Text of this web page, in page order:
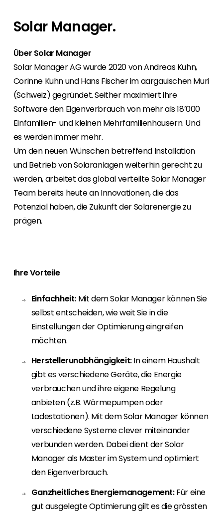
heraus, wo Sie sich uns anschließen können,
oder nutzen Sie unsere kostenlosen
persönlichen Kontakt zu allen Abteilungen und
finden ein marktgerechtes Portfolio.
Segen Team
Lernen Sie unsere PV-Experten kennen.
Kunden-Portal
Unser Kunden-Portal bietet 24/7 Live-Preise,
Produktverfügbarkeit und Dokumentation!
Blog
Bleiben Sie auf dem Laufenden mit
branchenführenden Neuigkeiten von Segen.
Hier erfahren Sie es zuerst!
Karriere
Sie suchen nach einem Job in der
Erneuerbaren Energie Branche? Dann sind Sie
Wenn Sie auf der Suche nach wichtigen
werden Sie bei uns fündig.
Sie sind ein PV-Profi? Dann werden Sie noch
heute Segen Partner und profitieren Sie von
unseren Vorteilen!
Finden Sie einen PV-Installateur in Ihrer
Region
Sie sind Privatkunde und sind auf der Suche
nach einem passenden PV-Installateur? Dann
sind Sie bei uns genau richtig.
Solar Manager.
Über Solar Manager
Solar Manager AG wurde 2020 von Andreas Kuhn,
Corinne Kuhn und Hans Fischer im aargauischen Muri
(Schweiz) gegründet. Seither maximiert ihre
Software den Eigenverbrauch von mehr als 18’000
Einfamilien- und kleinen Mehrfamilienhäusern. Und
es werden immer mehr.
Um den neuen Wünschen betreffend Installation
und Betrieb von Solaranlagen weiterhin gerecht zu
werden, arbeitet das global verteilte Solar Manager
Team bereits heute an Innovationen, die das
Potenzial haben, die Zukunft der Solarenergie zu
prägen.
Ihre Vorteile
Einfachheit: Mit dem Solar Manager können Sie
selbst entscheiden, wie weit Sie in die
Einstellungen der Optimierung eingreifen
möchten.
Herstellerunabhängigkeit:In einem Haushalt
gibt es verschiedene Geräte, die Energie
verbrauchen und ihre eigene Regelung
anbieten (z.B. Wärmepumpen oder
Ladestationen). Mit dem Solar Manager können
verschiedene Systeme clever miteinander
verbunden werden. Dabei dient der Solar
Manager als Master im System und optimiert
den Eigenverbrauch.
Ganzheitliches Energiemanagement:Für eine
gut ausgelegte Optimierung gilt es die grössten